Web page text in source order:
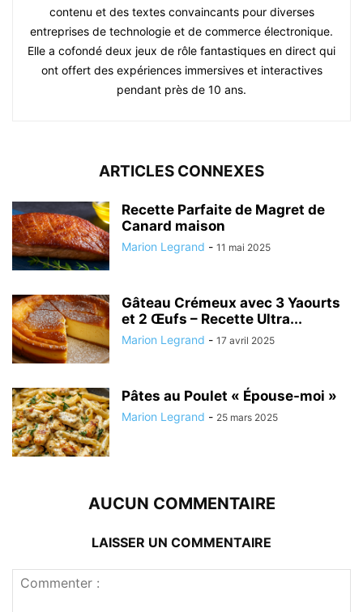
contenu et des textes convaincants pour diverses
entreprises de technologie et de commerce électronique.
Elle a cofondé deux jeux de rôle fantastiques en direct qui
ont offert des expériences immersives et interactives
pendant près de 10 ans.
ARTICLES CONNEXES
Recette Parfaite de Magret de
Canard maison
Marion Legrand - 11 mai 2025
Gâteau Crémeux avec 3 Yaourts
et 2 Œufs – Recette Ultra...
Marion Legrand - 17 avril 2025
Pâtes au Poulet « Épouse-moi »
Marion Legrand - 25 mars 2025
AUCUN COMMENTAIRE
LAISSER UN COMMENTAIRE